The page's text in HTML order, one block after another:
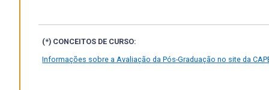
(*) CONCEITOS DE CURSO:
Informações sobre a Avaliação da Pós-Graduação no site da